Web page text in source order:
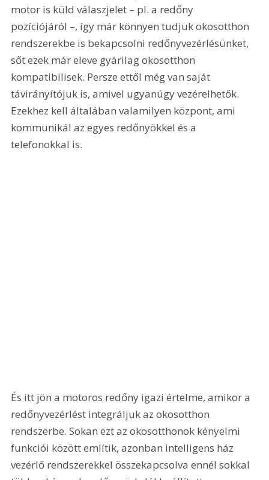
motor is küld válaszjelet – pl. a redőny
pozíciójáról –, így már könnyen tudjuk okosotthon
rendszerekbe is bekapcsolni redőnyvezérlésünket,
sőt ezek már eleve gyárilag okosotthon
kompatibilisek. Persze ettől még van saját
távirányítójuk is, amivel ugyanúgy vezérelhetők.
Ezekhez kell általában valamilyen központ, ami
kommunikál az egyes redőnyökkel és a
telefonokkal is.
És itt jön a motoros redőny igazi értelme, amikor a
redőnyvezérlést integráljuk az okosotthon
rendszerbe. Sokan ezt az okosotthonok kényelmi
funkciói között említik, azonban intelligens ház
vezérlő rendszerekkel összekapcsolva ennél sokkal